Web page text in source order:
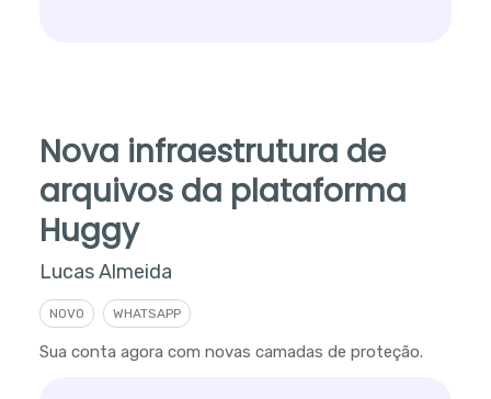
Nova infraestrutura de
arquivos da plataforma
Huggy
Lucas Almeida
NOVO WHATSAPP
Sua conta agora com novas camadas de proteção.